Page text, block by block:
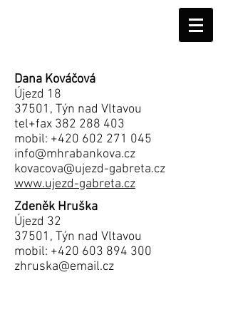
Dana Kováčová
Újezd 18
37501, Týn nad Vltavou
tel+fax 382 288 403
mobil: +420 602 271 045
info@mhrabankova.cz
kovacova@ujezd-gabreta.cz
www.ujezd-gabreta.cz
Zdeněk Hruška
Újezd 32
37501, Týn nad Vltavou
mobil: +420 603 894 300
zhruska@email.cz